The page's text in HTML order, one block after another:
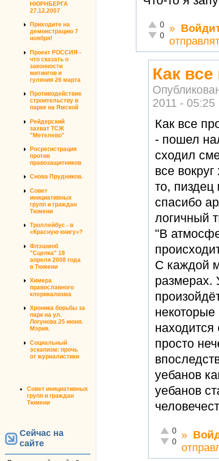
НЮРНБЕРГА
27.12.2007
Приходите на
демонстрацию 7
ноября!
Проект РОССИЯ -
что сказать о
законности
митингов и
гуляния 26 марта
Противодействие
строительству в
парке на Ямской
Рейдерский
захват ТСЖ
"Метелево"
Росрегистрация
против
правозащитников
Снова Прудников.
Совет
инициативных
групп и граждан
Тюмени
Троллейбус - в
«Красную книгу»?
Флэшмоб
"Сцепка" 18
апреля 2008 года
в Тюмени
Химера
православного
клерикализма
Хроника борьбы за
парк на ул.
Логунова 25 июня.
Мэрия.
Социальный
эскапизм: прочь
от журналистики
Совет инициативных
групп и граждан
Тюмени
Сейчас на
сайте
Отлично!
0
Неадекватно!
0
»
Как
2011 - 05:25
Как все
- пошел
сходил
все
то,
спасибо
логичный
"В
С каждой
размерах.
находится
просто
уебанов
уебанов
Отлично!
0
Неадекватно!
0
»